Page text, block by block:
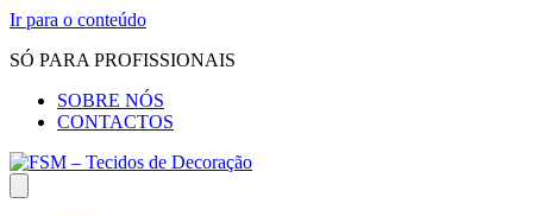
Ir para o conteúdo
SÓ PARA PROFISSIONAIS
SOBRE NÓS
CONTACTOS